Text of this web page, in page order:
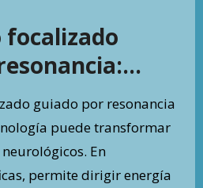
sin
puede transformar
En
permite dirigir energía